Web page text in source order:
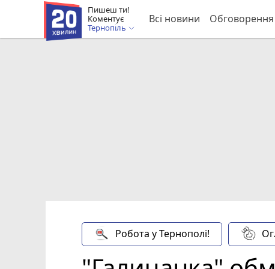
Пишеш ти!
Коментує
Тернопіль
Всі новини Обговорення
Робота у Тернополі!